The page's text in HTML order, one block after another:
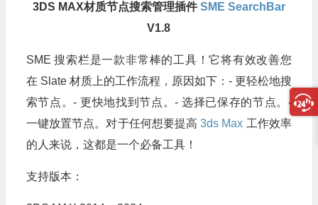
3DS MAX材质节点搜索管理插件SME SearchBar
V1.8
SME 搜索栏是一款非常棒的工具！它将有效改善您
在 Slate 材质上的工作流程，原因如下：- 更轻松地搜
索节点。- 更快地找到节点。- 选择已保存的节点。-
一键放置节点。对于任何想要提高3ds Max 工作效率
的人来说，这都是一个必备工具！
支持版本：